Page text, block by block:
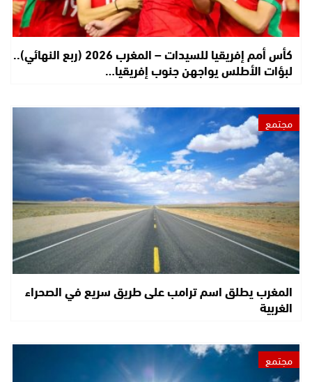
كأس أمم إفريقيا للسيدات – المغرب 2026 (ربع النهائي)..
لبؤات الأطلس يواجهن جنوب إفريقيا…
مجتمع
المغرب يطلق اسم ترامب على طريق سريع في الصحراء
الغربية
مجتمع